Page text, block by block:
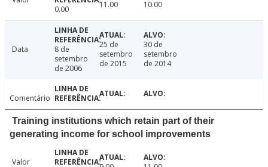
0.00
11.00 10.00
Data
8 de
setembro
de 2006
25 de
setembro
de 2015
30 de
setembro
de 2014
Comentário
Training institutions which retain part of their
generating income for school improvements
Valor